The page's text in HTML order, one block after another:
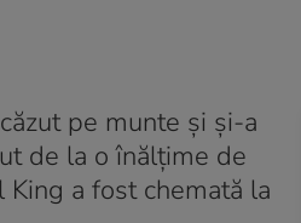
pe munte și și-a
de la o înălțime de
a fost chemată la